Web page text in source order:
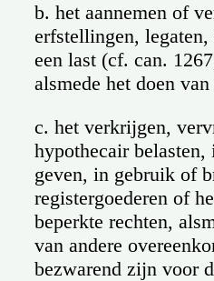
b. het aannemen of
erfstellingen,
een last (cf. can.
alsmede het doen
c. het verkrijgen,
hypothecair
geven, in gebruik of
registergoederen of
beperkte rechten,
van andere
bezwarend zijn voor